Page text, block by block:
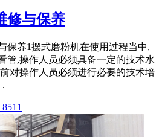
修与保养
保养1摆式磨粉机在使用过程当中,
管,操作人员必须具备一定的技术水
对操作人员必须进行必要的技术培
.